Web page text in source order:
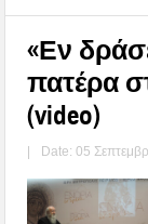
«Εν
πατέρα
(video)
| Date: 05